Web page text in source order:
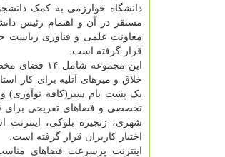
دانشگاه خوارزمی به کمک
مستقر در آن و اهتمام رئیس
معاونت علمی و فناوری ریاست
قرار گرفته است.
این مجموعه
خلاق و میزهای آتلیه برای کار
یک پشت بام سبز(کافه
تخصصی و فضاهای تفریحی برای
شهری، زنجیره بلوکی، اینترنت
اختیار کاربران قرار گرفته است.
اینترنت پرسرعت فضاهای